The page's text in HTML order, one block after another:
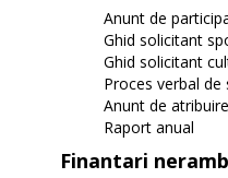
Anunt de
Ghid solicitant
Ghid solicitant
Proces verbal de
Anunt de atribuire
Raport anual
Finantari